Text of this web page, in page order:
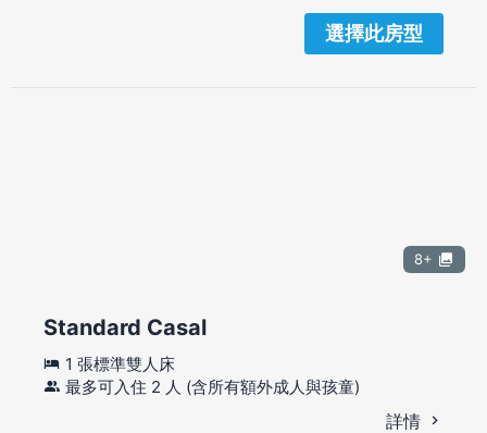
選擇此房型
8+
Standard Casal
1 張標準雙人床
最多可入住 2 人 (含所有額外成人與孩童)
詳情